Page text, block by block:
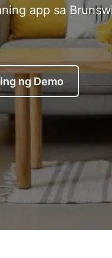
app sa
ng Demo